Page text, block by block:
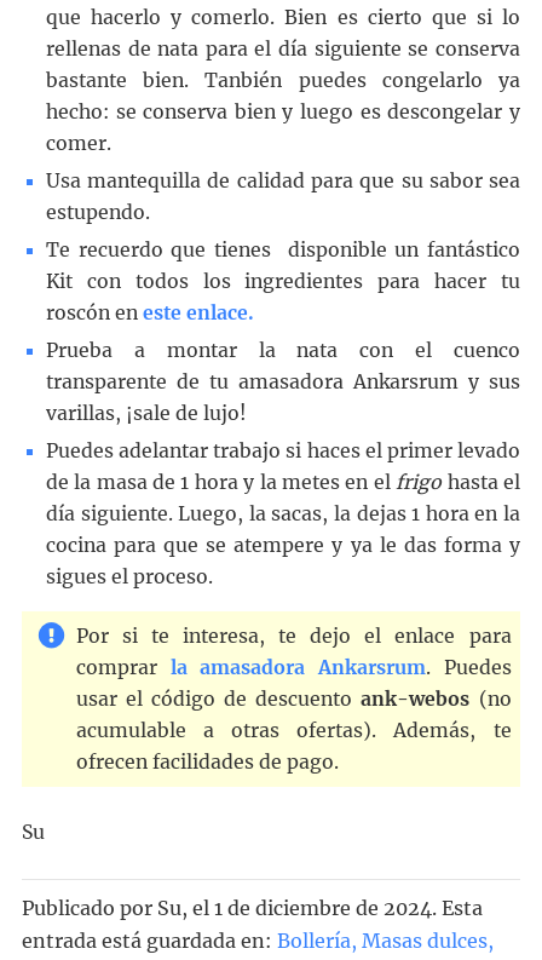
que hacerlo y comerlo. Bien es cierto que si lo
rellenas de nata para el día siguiente se conserva
bastante bien. Tanbién puedes congelarlo ya
hecho: se conserva bien y luego es descongelar y
comer.
Usa mantequilla de calidad para que su sabor sea
estupendo.
Te recuerdo que tienes disponible un fantástico
Kit con todos los ingredientes para hacer tu
roscón en este enlace.
Prueba a montar la nata con el cuenco
transparente de tu amasadora Ankarsrum y sus
varillas, ¡sale de lujo!
Puedes adelantar trabajo si haces el primer levado
de la masa de 1 hora y la metes en elfrigohasta el
día siguiente. Luego, la sacas, la dejas 1 hora en la
cocina para que se atempere y ya le das forma y
sigues el proceso.
Por si te interesa, te dejo el enlace para
comprar la amasadora Ankarsrum. Puedes
usar el código de descuentoank-webos (no
acumulable a otras ofertas). Además, te
ofrecen facilidades de pago.
Su
Publicado por Su, el 1 de diciembre de 2024. Esta
entrada está guardada en: Bollería, Masas dulces,